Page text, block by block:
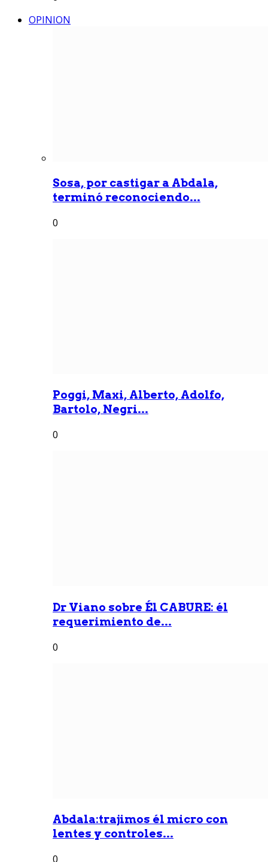
OPINION
Sosa, por castigar a Abdala,
terminó reconociendo...
0
Poggi, Maxi, Alberto, Adolfo,
Bartolo, Negri...
0
Dr Viano sobre Él CABURE: él
requerimiento de...
0
Abdala:trajimos él micro con
lentes y controles...
0